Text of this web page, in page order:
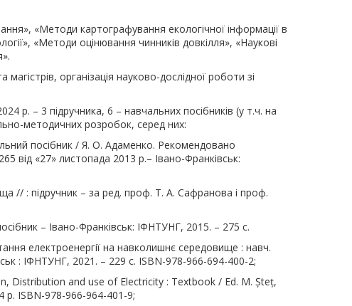
«Методи картографування екологічної інформації в
«Методи оцінювання чинників довкілля», «Наукові
організація науково-дослідної роботи зі
р. – 3 підручника, 6 – навчальних посібників (у т.ч. на
методичних розробок, серед них:
посібник / Я. О. Адаменко. Рекомендовано
від «27» листопада 2013 р.– Івано-Франківськ:
// : підручник – за ред. проф. Т. А. Сафранова і проф.
– Івано-Франківськ: ІФНТУНГ, 2015. – 275 с.
електроенергії на навколишнє середовище : навч.
: ІФНТУНГ, 2021. – 229 с. ISBN-978-966-694-400-2;
Distribution and use of Electricity : Textbook / Ed. M. Șteț,
p. ISBN-978-966-964-401-9;